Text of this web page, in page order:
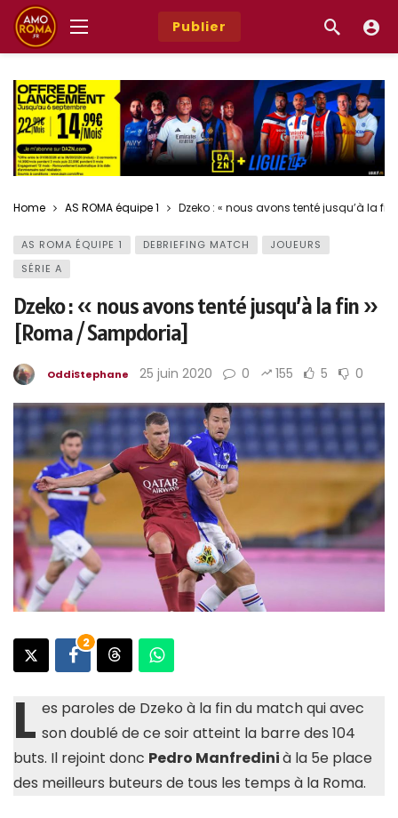
Publier
Home AS ROMA équipe 1 Dzeko : « nous avons tenté jusqu’à la
AS ROMA ÉQUIPE 1 DEBRIEFING MATCH
JOUEURS
SÉRIE A
Dzeko : « nous avons tenté jusqu’à la fin »
[Roma / Sampdoria]
OddiStephane 25 juin 2020 0 155 5 0
2
L es paroles de Dzeko à la fin du match qui avec
son doublé de ce soir atteint la barre des 104
buts. Il rejoint donc Pedro Manfredinià la 5e place
des meilleurs buteurs de tous les temps à la Roma.